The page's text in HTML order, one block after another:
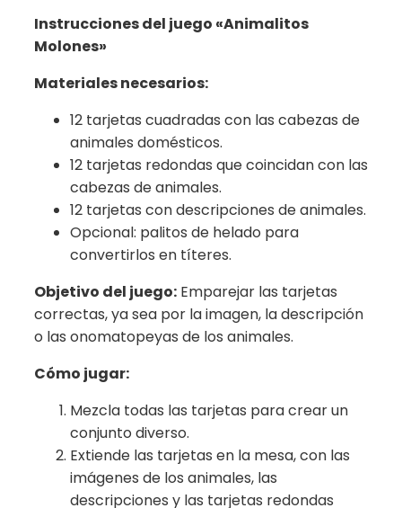
Instrucciones del juego «Animalitos
Molones»
Materiales necesarios:
12 tarjetas cuadradas con las cabezas de
animales domésticos.
12 tarjetas redondas que coincidan con las
cabezas de animales.
12 tarjetas con descripciones de animales.
Opcional: palitos de helado para
convertirlos en títeres.
Objetivo del juego: Emparejar las tarjetas
correctas, ya sea por la imagen, la descripción
o las onomatopeyas de los animales.
Cómo jugar:
Mezcla todas las tarjetas para crear un
conjunto diverso.
Extiende las tarjetas en la mesa, con las
imágenes de los animales, las
descripciones y las tarjetas redondas